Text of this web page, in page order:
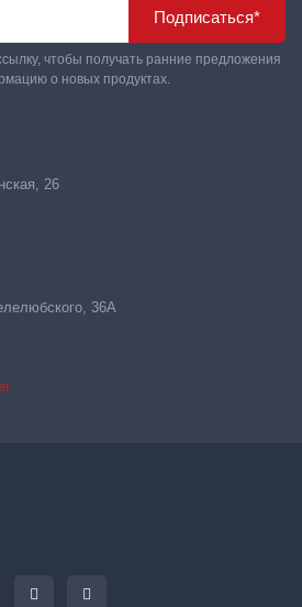
Подписаться*
чтобы получать ранние предложения
о новых продуктах.
26
36А